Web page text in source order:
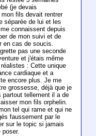
(je devais
fils devait rentrer
séparée de lui et les
connaissent depuis
de mon suivi et de
en cas de soucis.
pas une seconde
et j'étais même
: Cette unique
cardiaque et a
encore plus. Je me
grossesse, déjà que je
partout tellement il a de
mon fils orphelin.
tel qui rame et qui ne
faussement par le
sur le topic si jamais
poser.